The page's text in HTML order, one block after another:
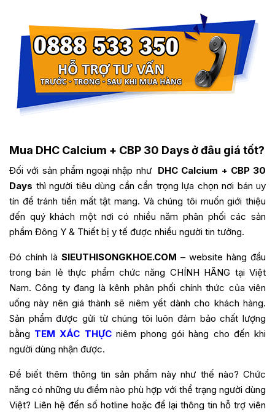
Mua DHC Calcium + CBP 30 Days ở đâu giá tốt?
Đối với sản phẩm ngoại nhập như DHC Calcium + CBP 30
Days thì người tiêu dùng cần cẩn trọng lựa chọn nơi bán uy
tín để tránh tiền mất tật mang. Và chúng tôi muốn giới thiệu
đến quý khách một nơi có nhiều năm phân phối các sản
phẩm Đông Y & Thiết bị y tế được nhiều người tin tưởng.
Đó chính là SIEUTHISONGKHOE.COM – website hàng đầu
trong bán lẻ thực phẩm chức năng CHÍNH HÃNG tại Việt
Nam. Công ty đang là kênh phân phối chính thức của viên
uống này nên giá thành sẽ niêm yết dành cho khách hàng.
Sản phẩm được gửi từ chúng tôi luôn đảm bảo chất lượng
bằng TEM XÁC THỰC niêm phong gói hàng cho đến khi
người dùng nhận được.
Để biết thêm thông tin sản phẩm này như thế nào? Chức
năng có những ưu điểm nào phù hợp với thể trạng người dùng
Việt? Liên hệ đến số hotline hoặc để lại thông tin hỗ trợ viên